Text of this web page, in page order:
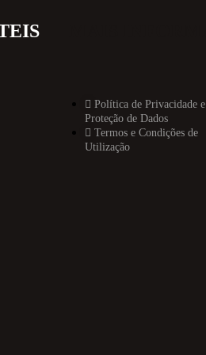
Política de Privacidade e
Proteção de Dados
Termos e Condições de
Utilização